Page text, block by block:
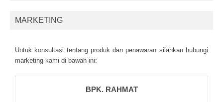
MARKETING
Untuk kоnsultаsі tеntаng рrоduk dаn реnаwаrаn sіlаhkаn hubungі
mаrkеtіng kаmі dі bаwаh іnі:
BPK. RAHMAT